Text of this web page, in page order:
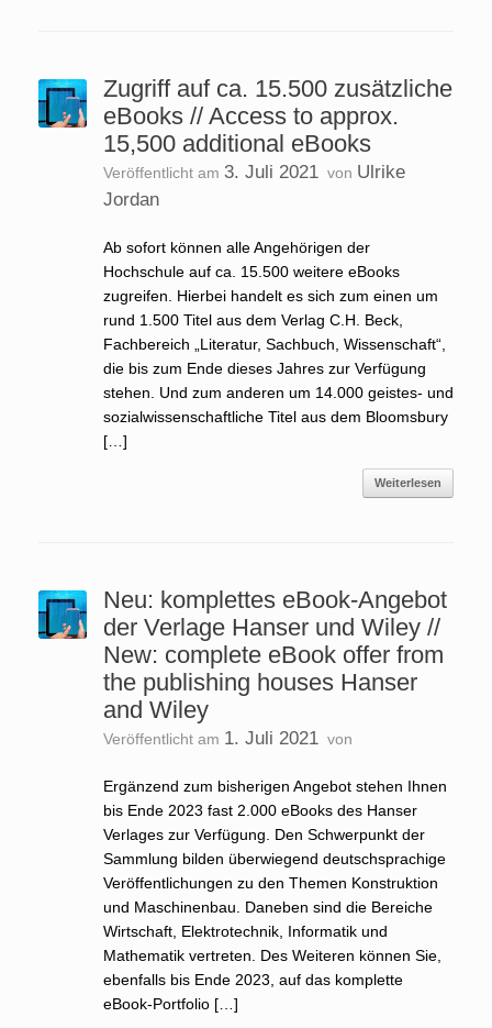
Zugriff auf ca. 15.500 zusätzliche
eBooks // Access to approx.
15,500 additional eBooks
Veröffentlicht am 3. Juli 2021 von Ulrike
Jordan
Ab sofort können alle Angehörigen der
Hochschule auf ca. 15.500 weitere eBooks
zugreifen. Hierbei handelt es sich zum einen um
rund 1.500 Titel aus dem Verlag C.H. Beck,
Fachbereich „Literatur, Sachbuch, Wissenschaft“,
die bis zum Ende dieses Jahres zur Verfügung
stehen. Und zum anderen um 14.000 geistes- und
sozialwissenschaftliche Titel aus dem Bloomsbury
[…]
Weiterlesen
Neu: komplettes eBook-Angebot
der Verlage Hanser und Wiley //
New: complete eBook offer from
the publishing houses Hanser
and Wiley
Veröffentlicht am 1. Juli 2021 von
Ergänzend zum bisherigen Angebot stehen Ihnen
bis Ende 2023 fast 2.000 eBooks des Hanser
Verlages zur Verfügung. Den Schwerpunkt der
Sammlung bilden überwiegend deutschsprachige
Veröffentlichungen zu den Themen Konstruktion
und Maschinenbau. Daneben sind die Bereiche
Wirtschaft, Elektrotechnik, Informatik und
Mathematik vertreten. Des Weiteren können Sie,
ebenfalls bis Ende 2023, auf das komplette
eBook-Portfolio […]